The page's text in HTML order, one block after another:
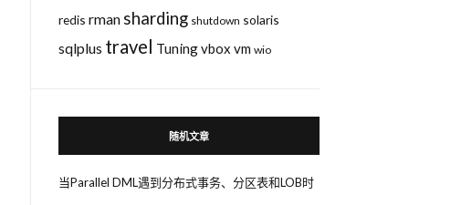
redis rman sharding shutdown solaris
sqlplus travel Tuningvbox vm wio
随机文章
当Parallel DML遇到分布式事务、分区表和LOB时